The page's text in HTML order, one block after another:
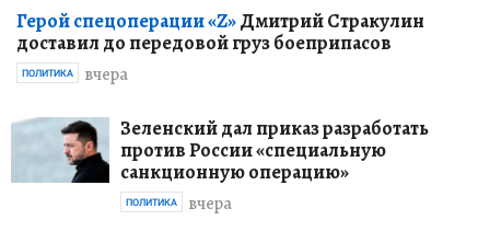
Герой спецоперации «Z»Дмитрий Стракулин
доставил до передовой груз боеприпасов
вчера
ПОЛИТИКА
Зеленский дал приказ разработать
против России «специальную
санкционную операцию»
вчера
ПОЛИТИКА